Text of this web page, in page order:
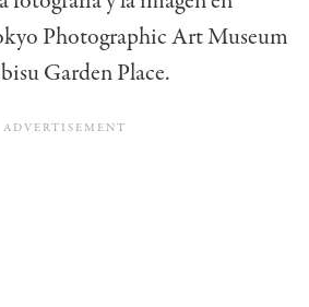
Photographic Art Museum
Garden Place.